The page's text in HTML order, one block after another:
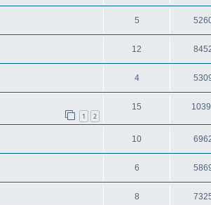
5
12
4
1 2
15
10
6
8